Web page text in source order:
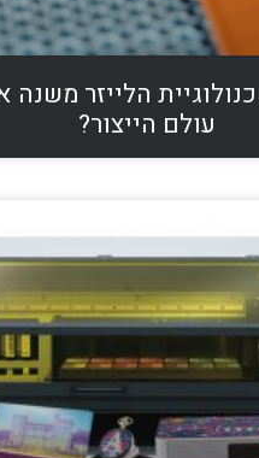
הלייזר משנה
עולם הייצור?